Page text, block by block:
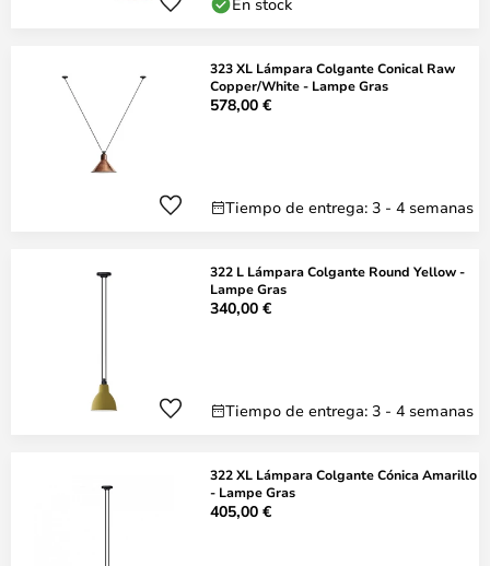
323 XL Lámpara Colgante Conical Raw
Copper/White - Lampe Gras
578,00 €
Tiempo de entrega: 3 - 4 semanas
322 L Lámpara Colgante Round Yellow -
Lampe Gras
340,00 €
Tiempo de entrega: 3 - 4 semanas
322 XL Lámpara Colgante Cónica Amarillo
- Lampe Gras
405,00 €